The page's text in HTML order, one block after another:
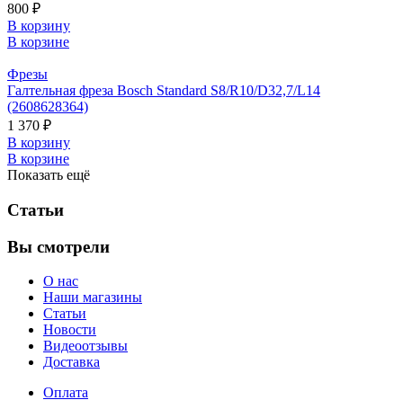
800 ₽
В корзину
В корзине
Фрезы
Галтельная фреза Bosch Standard S8/R10/D32,7/L14
(2608628364)
1 370 ₽
В корзину
В корзине
Показать ещё
Статьи
Вы смотрели
О нас
Наши магазины
Статьи
Новости
Видеоотзывы
Доставка
Оплата